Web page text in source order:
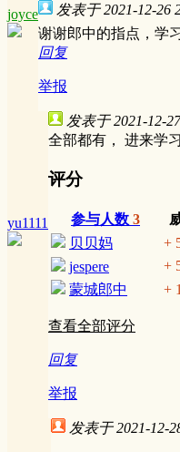
joyce 发表于 2021-12-26
谢谢郎中的指点，学
回复
举报
yu1111
发表于 2021-12-
全部都有， 进来学
评分
参与人数 3
贝贝妈
+
jespere
+
蒙城郎中
+
查看全部评分
回复
举报
发表于 2021-12-